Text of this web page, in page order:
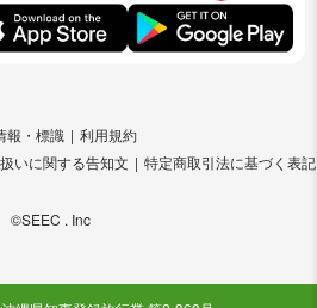
報・標識
利用規約
いに関する告知文 特定商取引法に基づく表記
©SEEC . Inc